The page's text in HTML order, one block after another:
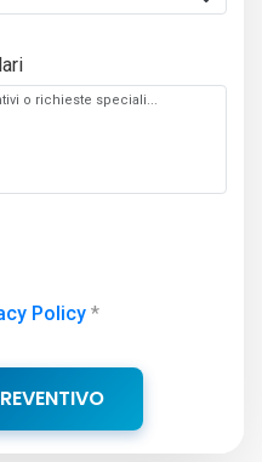
Policy*